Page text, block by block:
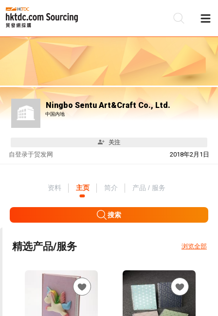
Ningbo Sentu Art&Craft Co., Ltd.
中国内地
关注
自 2018年2月1日
登录于贸发网
资料 主页 简介 产品 / 服务
搜索
精选产品/服务 浏览全部